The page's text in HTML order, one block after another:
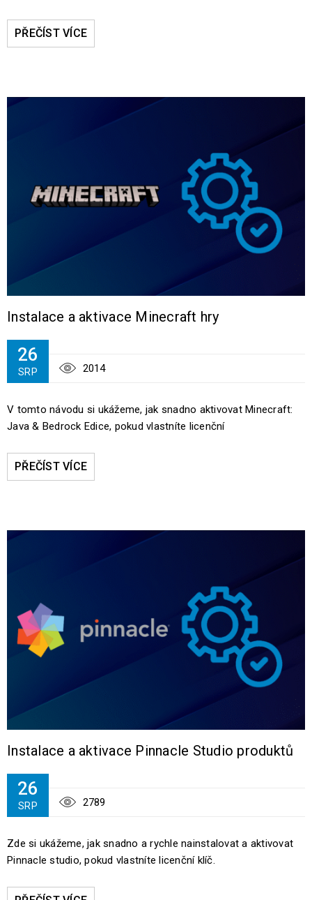
PŘEČÍST VÍCE
Instalace a aktivace Minecraft hry
26
SRP 2014
V tomto návodu si ukážeme, jak snadno aktivovat Minecraft:
Java & Bedrock Edice, pokud vlastníte licenční
PŘEČÍST VÍCE
Instalace a aktivace Pinnacle Studio produktů
26
SRP 2789
Zde si ukážeme, jak snadno a rychle nainstalovat a aktivovat
Pinnacle studio, pokud vlastníte licenční klíč.